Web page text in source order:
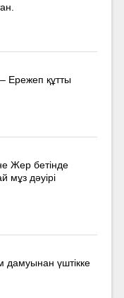
Ережеп құтты
Жер бетінде
мұз дәуірі
үштікке